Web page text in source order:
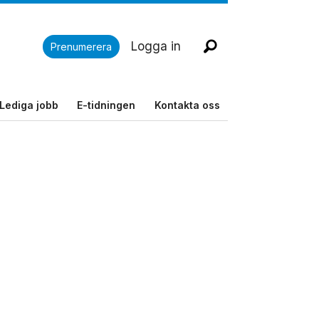
Prenumerera Logga in
Lediga jobb E-tidningen Kontakta oss